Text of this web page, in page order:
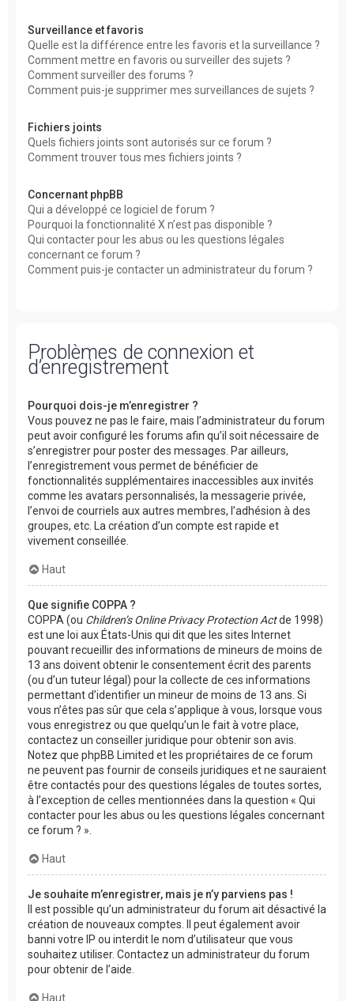
Surveillance et favoris
Quelle est la différence entre les favoris et la surveillance ?
Comment mettre en favoris ou surveiller des sujets ?
Comment surveiller des forums ?
Comment puis-je supprimer mes surveillances de sujets ?
Fichiers joints
Quels fichiers joints sont autorisés sur ce forum ?
Comment trouver tous mes fichiers joints ?
Concernant phpBB
Qui a développé ce logiciel de forum ?
Pourquoi la fonctionnalité X n’est pas disponible ?
Qui contacter pour les abus ou les questions légales
concernant ce forum ?
Comment puis-je contacter un administrateur du forum ?
Problèmes de connexion et
d’enregistrement
Pourquoi dois-je m’enregistrer ?
Vous pouvez ne pas le faire, mais l’administrateur du forum
peut avoir configuré les forums afin qu’il soit nécessaire de
s’enregistrer pour poster des messages. Par ailleurs,
l’enregistrement vous permet de bénéficier de
fonctionnalités supplémentaires inaccessibles aux invités
comme les avatars personnalisés, la messagerie privée,
l’envoi de courriels aux autres membres, l’adhésion à des
groupes, etc. La création d’un compte est rapide et
vivement conseillée.
Haut
Que signifie COPPA ?
COPPA (ou Children’s Online Privacy Protection Actde 1998)
est une loi aux États-Unis qui dit que les sites Internet
pouvant recueillir des informations de mineurs de moins de
13 ans doivent obtenir le consentement écrit des parents
(ou d’un tuteur légal) pour la collecte de ces informations
permettant d’identifier un mineur de moins de 13 ans. Si
vous n’êtes pas sûr que cela s’applique à vous, lorsque vous
vous enregistrez ou que quelqu’un le fait à votre place,
contactez un conseiller juridique pour obtenir son avis.
Notez que phpBB Limited et les propriétaires de ce forum
ne peuvent pas fournir de conseils juridiques et ne sauraient
être contactés pour des questions légales de toutes sortes,
à l’exception de celles mentionnées dans la question « Qui
contacter pour les abus ou les questions légales concernant
ce forum ? ».
Haut
Je souhaite m’enregistrer, mais je n’y parviens pas !
Il est possible qu’un administrateur du forum ait désactivé la
création de nouveaux comptes. Il peut également avoir
banni votre IP ou interdit le nom d’utilisateur que vous
souhaitez utiliser. Contactez un administrateur du forum
pour obtenir de l’aide.
Haut